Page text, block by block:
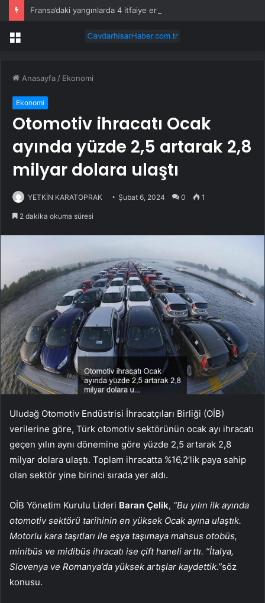
Fransa’daki yangınlarda 4 itfaiye eri hayatını kaybetti
Menü
Anasayfa / Ekonomi
Ekonomi
Otomotiv ihracatı Ocak
ayında yüzde 2,5 artarak 2,8
milyar dolara ulaştı
YETKİN KARATOPRAK Şubat 6, 2024 0 1
2 dakika okuma süresi
Uludağ Otomotiv Endüstrisi İhracatçıları Birliği (OİB)
verilerine göre, Türk otomotiv sektörünün ocak ayı ihracatı
geçen yılın aynı dönemine göre yüzde 2,5 artarak 2,8
milyar dolara ulaştı. Toplam ihracatta %16,2’lik paya sahip
olan sektör yine birinci sırada yer aldı.
OİB Yönetim Kurulu Lideri Baran Çelik, “Bu yılın ilk ayında
otomotiv sektörü tarihinin en yüksek Ocak ayına ulaştık.
Motorlu kara taşıtları ile eşya taşımaya mahsus otobüs,
minibüs ve midibüs ihracatı ise çift haneli arttı. “İtalya,
Slovenya ve Romanya’da yüksek artışlar kaydettik.”söz
konusu.